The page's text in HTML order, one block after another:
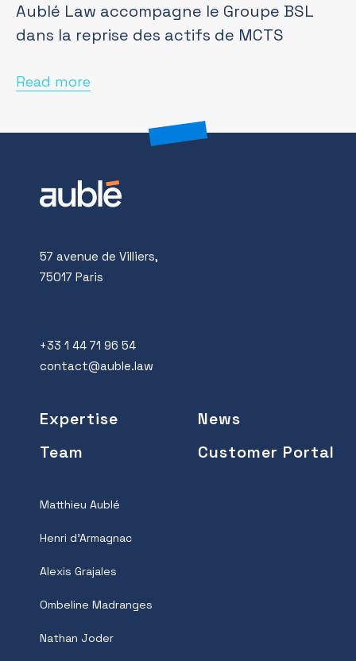
Aublé Law accompagne le Groupe BSL
dans la reprise des actifs de MCTS
Read more
57 avenue de Villiers,
75017 Paris
+33 1 44 71 96 54
contact@auble.law
Expertise
News
Team
Customer Portal
Matthieu Aublé
Henri d’Armagnac
Alexis Grajales
Ombeline Madranges
Nathan Joder